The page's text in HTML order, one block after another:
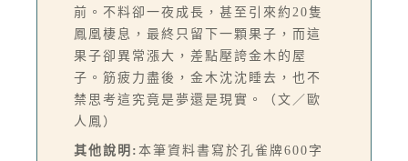
前。不料卻一夜成長，甚至引來約20隻
鳳凰棲息，最終只留下一顆果子，而這
果子卻異常漲大，差點壓誇金木的屋
子。筋疲力盡後，金木沈沈睡去，也不
禁思考這究竟是夢還是現實。（文／歐
人鳳）
其他說明: 本筆資料書寫於孔雀牌600字